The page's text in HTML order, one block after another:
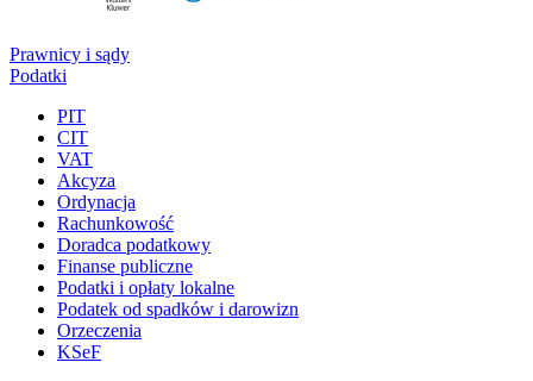
Prawnicy i sądy
Podatki
PIT
CIT
VAT
Akcyza
Ordynacja
Rachunkowość
Doradca podatkowy
Finanse publiczne
Podatki i opłaty lokalne
Podatek od spadków i darowizn
Orzeczenia
KSeF